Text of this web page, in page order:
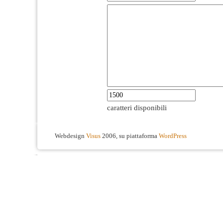
caratteri disponibili
Webdesign Visus 2006, su piattaforma WordPress